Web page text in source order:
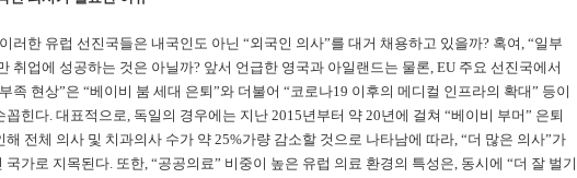
러한 유럽 선진국들은 내국인도 아닌 “외국인 의사”를 대거 채용하고 있을까? 혹여, “일부
취업에 성공하는 것은 아닐까? 앞서 언급한 영국과 아일랜드는 물론, EU 주요 선진국에서
족 현상”은 “베이비 붐 세대 은퇴”와 더불어 “코로나19 이후의 메디컬 인프라의 확대” 등이
꼽힌다. 대표적으로, 독일의 경우에는 지난 2015년부터 약 20년에 걸쳐 “베이비 부머” 은퇴
해 전체 의사 및 치과의사 수가 약 25%가량 감소할 것으로 나타남에 따라, “더 많은 의사”가
국가로 지목된다. 또한, “공공의료” 비중이 높은 유럽 의료 환경의 특성은, 동시에 “더 잘 벌기